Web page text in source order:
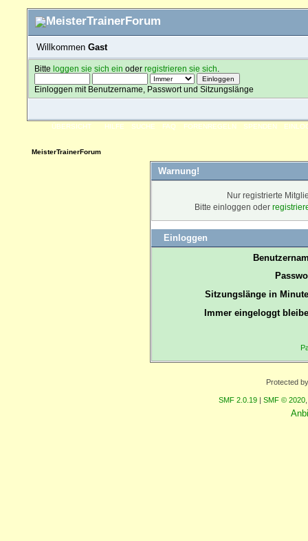
Willkommen Gast
Bitteloggen sie sich ein oderregistrieren sie sich
Einloggen mit Benutzername, Passwort und Sitzungslänge
ÜBERSICHT HILFE SUCHE FAQ FORENREGELN SPENDEN
MeisterTrainerForum
Warnung!
Nur registrierte
Bitte einloggen oder
Einloggen
Sitzungslänge in
Immer eingeloggt
Protected
SMF 2.0.19 | SMF © 2020